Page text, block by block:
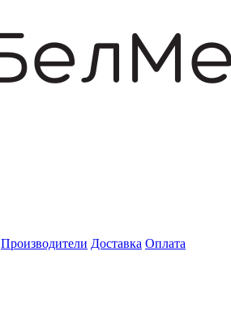
Производители Доставка Оплата